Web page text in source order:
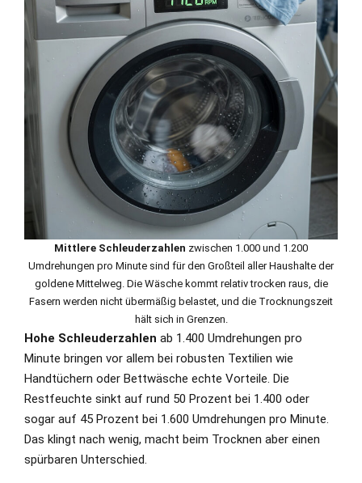
Mittlere Schleuderzahlen zwischen 1.000 und 1.200
Umdrehungen pro Minute sind für den Großteil aller Haushalte der
goldene Mittelweg. Die Wäsche kommt relativ trocken raus, die
Fasern werden nicht übermäßig belastet, und die Trocknungszeit
hält sich in Grenzen.
Hohe Schleuderzahlen ab 1.400 Umdrehungen pro
Minute bringen vor allem bei robusten Textilien wie
Handtüchern oder Bettwäsche echte Vorteile. Die
Restfeuchte sinkt auf rund 50 Prozent bei 1.400 oder
sogar auf 45 Prozent bei 1.600 Umdrehungen pro Minute.
Das klingt nach wenig, macht beim Trocknen aber einen
spürbaren Unterschied.